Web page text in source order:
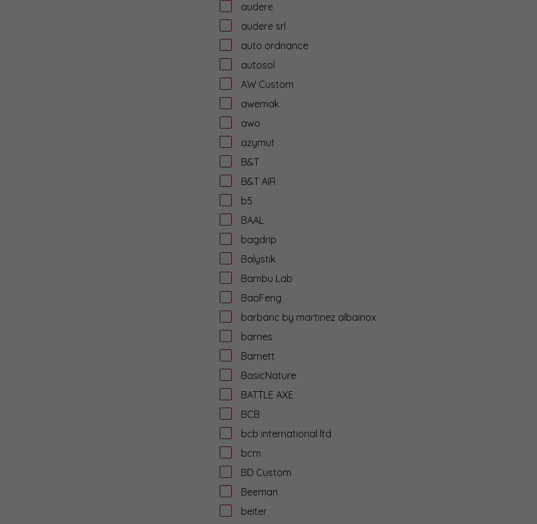
audere
audere srl
auto ordnance
autosol
AW Custom
awemak
awo
azymut
B&T
B&T AIR
b5
BAAL
bagdrip
Balystik
Bambu Lab
BaoFeng
barbaric by martinez albainox
barnes
Barnett
BasicNature
BATTLE AXE
BCB
bcb international ltd
bcm
BD Custom
Beeman
beiter